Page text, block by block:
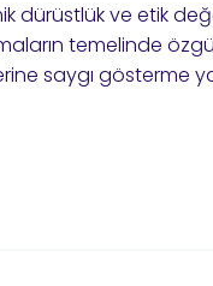
dürüstlük ve etik
temelinde
saygı gösterme